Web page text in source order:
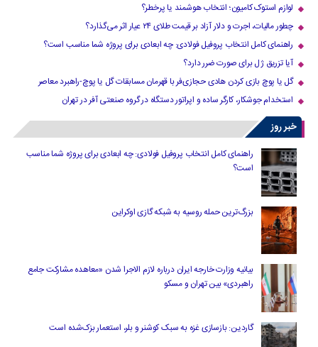
لوازم استوک کامیون؛ انتخاب هوشمند یا پرخطر؟
چطور مالیات، اجرت و دلار آزاد بر قیمت طلای ۲۴ عیار اثر می‌گذارد؟
راهنمای کامل انتخاب پروفیل فولادی: چه ابعادی برای پروژه شما مناسب است؟
آیا تزریق ژل برای صورت ضرر دارد​؟
گل یا پوچ بازی کردن هادی حجازی‌فر با قهرمان مسابقات گل یا پوچ-راهبرد معاصر
استخدام جوشکار، کارگر ساده و اپراتور دستگاه در گروه صنعتی آفر در تهران
خبر روز
راهنمای کامل انتخاب پروفیل فولادی: چه ابعادی برای پروژه شما مناسب
است؟
بزرگ‌ترین حمله روسیه به شبکه گازی اوکراین
بیانیه وزارت خارجه ایران درباره لازم‌ الاجرا شدن «معاهده مشارکت جامع
راهبردی» بین تهران و مسکو
گاردین: بازسازی غزه به سبک کوشنر و بلر، استعمار بزک‌شده است